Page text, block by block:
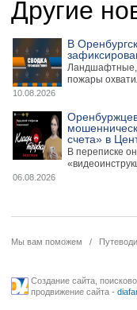
Другие
В
Ландшафтные,
пожары
10.08.2026
счета» в
В переписке
06.08.2026
Мы вам поможем /
Создание сайта,
продвижение сайта-